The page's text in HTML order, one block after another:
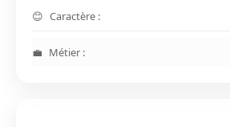
Caractère :
Métier :